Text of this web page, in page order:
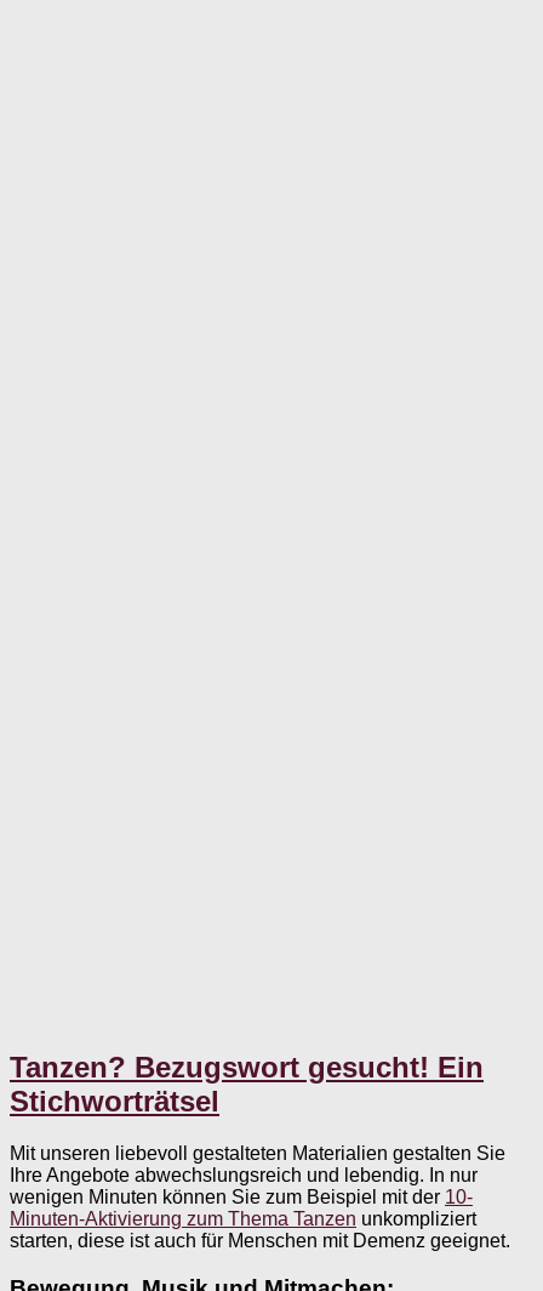
Tanzen? Bezugswort gesucht! Ein
Stichworträtsel
Mit unseren liebevoll gestalteten Materialien gestalten Sie
Ihre Angebote abwechslungsreich und lebendig. In nur
wenigen Minuten können Sie zum Beispiel mit der 10-
Minuten-Aktivierung zum Thema Tanzen unkompliziert
starten, diese ist auch für Menschen mit Demenz geeignet.